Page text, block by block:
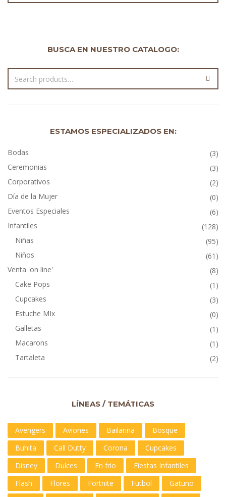
BUSCA EN NUESTRO CATALOGO:
ESTAMOS ESPECIALIZADOS EN:
Bodas
(3)
Ceremonias
(3)
Corporativos
(2)
Día de la Mujer
(0)
Eventos Especiales
(6)
Infantiles
(128)
Niñas
(95)
Niños
(61)
Venta 'on line'
(8)
Cake Pops
(1)
Cupcakes
(3)
Estuche MIx
(0)
Galletas
(1)
Macarons
(1)
Tartaleta
(2)
LÍNEAS / TEMÁTICAS
Avengers Aviones Bailarina
Bosque
Buhita
Call Dutty Corona
Cupcakes
Disney
Dulces En frío
Fiestas Infantiles
Flash
Flores Fortnite Futbol
Gatuno